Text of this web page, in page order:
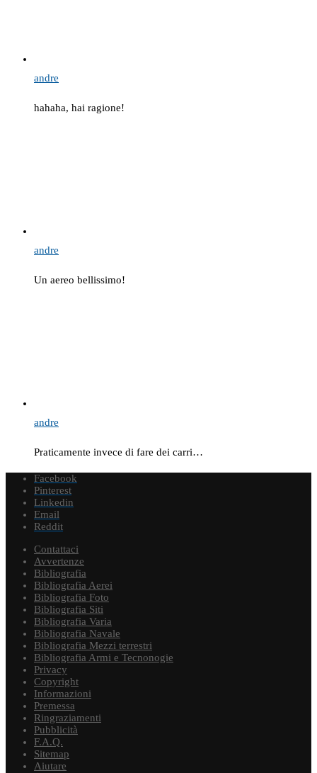
andre
hahaha, hai ragione!
andre
Un aereo bellissimo!
andre
Praticamente invece di fare dei carri…
Facebook
Pinterest
Linkedin
Email
Reddit
Contattaci
Avvertenze
Bibliografia
Bibliografia Aerei
Bibliografia Foto
Bibliografia Siti
Bibliografia Varia
Bibliografia Navale
Bibliografia Mezzi terrestri
Bibliografia Armi e Tecnonogie
Privacy
Copyright
Informazioni
Premessa
Ringraziamenti
Pubblicità
F.A.Q.
Sitemap
Aiutare